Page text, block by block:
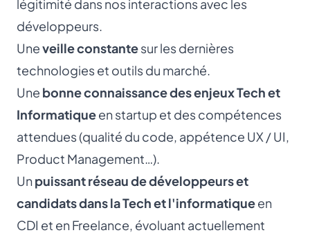
légitimité dans nos interactions avec les
développeurs.
Uneveille constantesur les dernières
technologies et outils du marché.
Une bonne connaissance des enjeux Tech et
Informatiqueen startup et des compétences
attendues (qualité du code, appétence UX / UI,
Product Management…).
Unpuissant réseau de développeurs et
candidats dans la Tech et l'informatiqueen
CDI et en Freelance, évoluant actuellement